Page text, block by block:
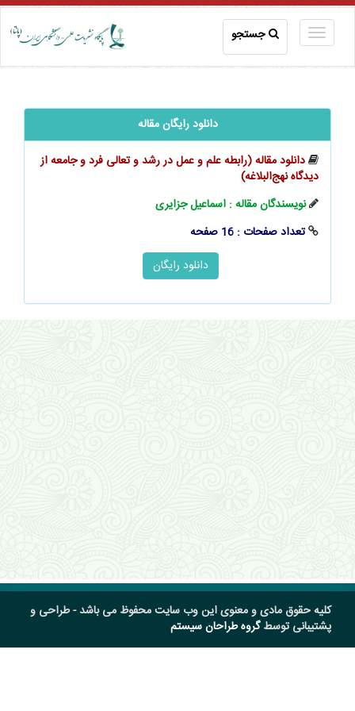
جستجو
دانلود رایگان مقاله
دانلود مقاله (رابطه علم و عمل در رشد و تعالی فرد و جامعه از
دیدگاه نهج‌البلاغه)
نویسندگان مقاله : اسماعیل جزایری
تعداد صفحات : 16 صفحه
کلیه حقوق مادی و معنوی این وب سایت محفوظ می باشد - طراحی و
پشتیبانی توسطگروه طراحان سیستم